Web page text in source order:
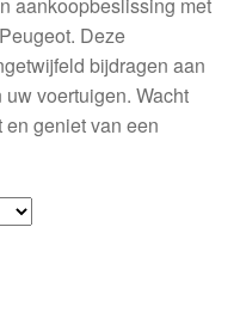
Deze
bijdragen aan
voertuigen. Wacht
geniet van een